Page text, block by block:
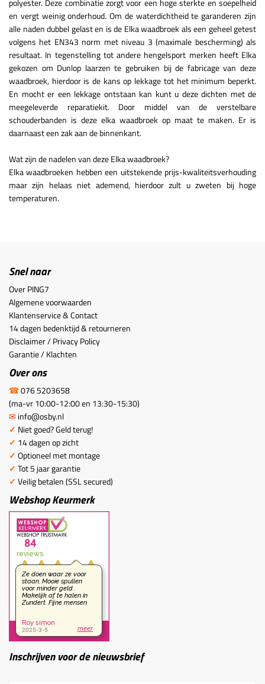
en vergt weinig onderhoud. Om de waterdichtheid te garanderen zijn
alle naden dubbel gelast en is de Elka waadbroek als een geheel getest
volgens het EN343 norm met niveau 3 (maximale bescherming) als
resultaat. In tegenstelling tot andere hengelsport merken heeft Elka
gekozen om Dunlop laarzen te gebruiken bij de fabricage van deze
waadbroek, hierdoor is de kans op lekkage tot het minimum beperkt.
En mocht er een lekkage ontstaan kan kunt u deze dichten met de
meegeleverde reparatiekit. Door middel van de verstelbare
schouderbanden is deze elka waadbroek op maat te maken. Er is
daarnaast een zak aan de binnenkant.
Wat zijn de nadelen van deze Elka waadbroek?
Elka waadbroeken hebben een uitstekende prijs-kwaliteitsverhouding
maar zijn helaas niet ademend, hierdoor zult u zweten bij hoge
temperaturen.
Snel naar
Over PING7
Algemene voorwaarden
Klantenservice & Contact
14 dagen bedenktijd & retourneren
Disclaimer / Privacy Policy
Garantie / Klachten
Over ons
☎076 5203658
(ma-vr 10:00-12:00 en 13:30-15:30)
✉ info@osby.nl
✓ Niet goed? Geld terug!
✓ 14 dagen op zicht
✓ Optioneel met montage
✓ Tot 5 jaar garantie
✓ Veilig betalen (SSL secured)
Webshop Keurmerk
Inschrijven voor de nieuwsbrief